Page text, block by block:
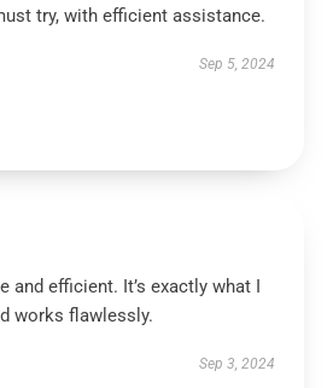
try, with efficient assistance.
Sep 5, 2024
and efficient. It’s exactly what I
works flawlessly.
Sep 3, 2024